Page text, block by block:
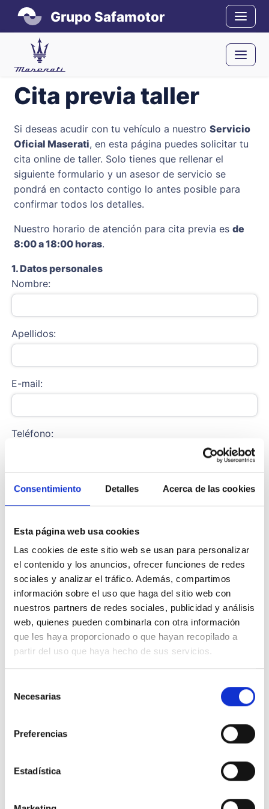
Consentimiento Detalles Acerca de las cookies
Esta página web usa cookies
Las cookies de este sitio web se usan para personalizar
el contenido y los anuncios, ofrecer funciones de redes
sociales y analizar el tráfico. Además, compartimos
información sobre el uso que haga del sitio web con
nuestros partners de redes sociales, publicidad y análisis
web, quienes pueden combinarla con otra información
que les haya proporcionado o que hayan recopilado a
partir del uso que haya hecho de sus servicios.
Necesarias
Preferencias
Estadística
Grupo Safamotor
Cita previa taller
Si deseas acudir con tu vehículo a nuestro Servicio
Oficial Maserati, en esta página puedes solicitar tu
cita online de taller. Solo tienes que rellenar el
siguiente formulario y un asesor de servicio se
pondrá en contacto contigo lo antes posible para
confirmar todos los detalles.
Nuestro horario de atención para cita previa es de
8:00 a 18:00 horas.
1. Datos personales
Nombre:
Apellidos:
E-mail:
Teléfono:
Código postal:
2. Datos del vehículo
Marca:
Modelo:
Matrícula:
Kilómetros: